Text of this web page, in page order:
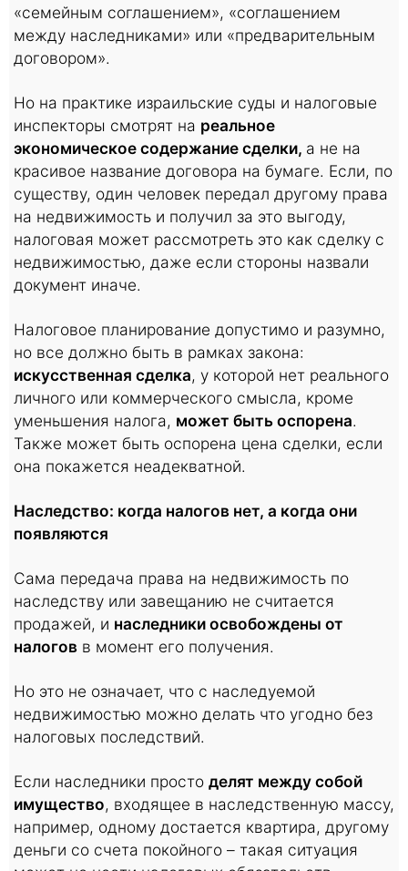
«семейным соглашением», «соглашением
между наследниками» или «предварительным
договором».
Но на практике израильские суды и налоговые
инспекторы смотрят на реальное
экономическое содержание сделки, а не на
красивое название договора на бумаге. Если, по
существу, один человек передал другому права
на недвижимость и получил за это выгоду,
налоговая может рассмотреть это как сделку с
недвижимостью, даже если стороны назвали
документ иначе.
Налоговое планирование допустимо и разумно,
но все должно быть в рамках закона:
искусственная сделка, у которой нет реального
личного или коммерческого смысла, кроме
уменьшения налога, может быть оспорена.
Также может быть оспорена цена сделки, если
она покажется неадекватной.
Наследство: когда налогов нет, а когда они
появляются
Сама передача права на недвижимость по
наследству или завещанию не считается
продажей, и наследники освобождены от
налогов в момент его получения.
Но это не означает, что с наследуемой
недвижимостью можно делать что угодно без
налоговых последствий.
Если наследники просто делят между собой
имущество, входящее в наследственную массу,
например, одному достается квартира, другому
деньги со счета покойного – такая ситуация